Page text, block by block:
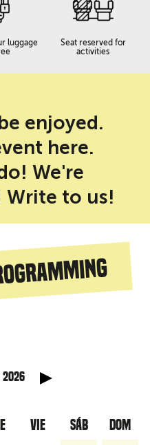
luggage
Seat reserved for
activities
enjoyed.
here.
We're
to us!
VIE SÁB DOM